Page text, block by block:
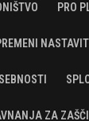
PRO
ZA